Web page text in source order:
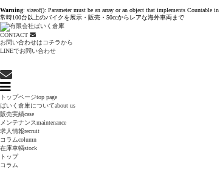
Warning: sizeof(): Parameter must be an array or an object that implements Countable in
常時100台以上のバイクを展示・販売・50ccからレアな海外車両まで
CONTACT
お問い合わせはコチラから
LINEでお問い合わせ
トップページtop page
ばいく倉庫についてabout us
販売実績case
メンテナンスmaintenance
求人情報recruit
コラムcolumn
在庫車輌stock
トップ
コラム